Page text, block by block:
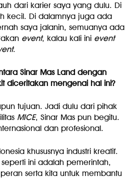
dari karier saya yang dulu. Di
kecil. Di dalamnya juga ada
saya jalanin, semuanya ada
event, kalau kali inievent
.
Sinar Mas Land dengan
diceritakan mengenai hal ini?
tujuan. Jadi dulu dari pihak
MICE, Sinar Mas pun begitu.
dan profesional.
khususnya industri kreatif.
ini adalah pemerintah,
serta kita untuk membantu